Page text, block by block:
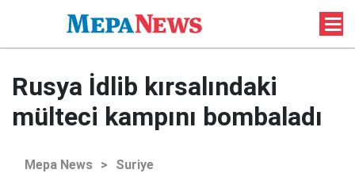
Rusya İdlib kırsalındaki
mülteci kampını bombaladı
Mepa News > Suriye